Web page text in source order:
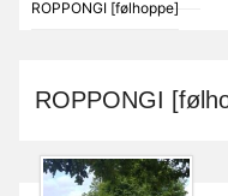
ROPPONGI [følhoppe]
ROPPONGI